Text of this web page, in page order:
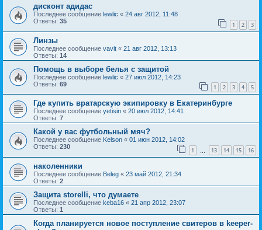
дисконт адидас
Последнее сообщение lewlic « 24 авг 2012, 11:48
Ответы: 35 1 2 3
Линзы
Последнее сообщение vavit « 21 авг 2012, 13:13
Ответы: 14
Помощь в выборе белья с защитой
Последнее сообщение lewlic « 27 июл 2012, 14:23
Ответы: 69 1 2 3 4 5
Где купить вратарскую экипировку в Екатеринбурге
Последнее сообщение yetisin « 20 июл 2012, 14:41
Ответы: 7
Какой у вас футбольный мяч?
Последнее сообщение Kelson « 01 июн 2012, 14:02
Ответы: 230 1 13 14 15 16
наколенники
Последнее сообщение Beleg « 23 май 2012, 21:34
Ответы: 2
Защита storelli, что думаете
Последнее сообщение keba16 « 21 апр 2012, 23:07
Ответы: 1
Когда планируется новое поступление свитеров в keeper-